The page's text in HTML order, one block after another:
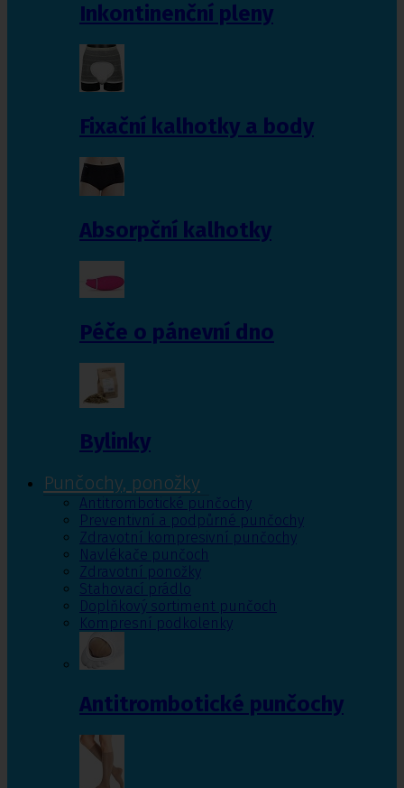
Inkontinenční pleny
Fixační kalhotky a body
Absorpční kalhotky
Péče o pánevní dno
Bylinky
Punčochy, ponožky
Antitrombotické punčochy
Preventivní a podpůrné punčochy
Zdravotní kompresivní punčochy
Navlékače punčoch
Zdravotní ponožky
Stahovací prádlo
Doplňkový sortiment punčoch
Kompresní podkolenky
Antitrombotické punčochy